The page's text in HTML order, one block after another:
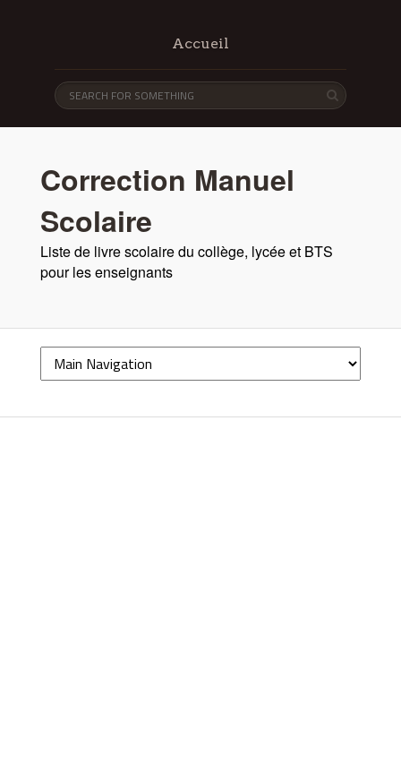
Accueil
Correction Manuel
Scolaire
Liste de livre scolaire du collège, lycée et BTS
pour les enseignants